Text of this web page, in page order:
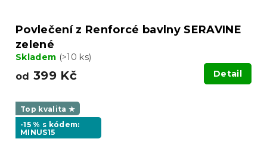
Povlečení z Renforcé bavlny SERAVINE
zelené
Skladem (>10 ks)
od 399 Kč Detail
Top kvalita ★
-15 % s kódem:
MINUS15